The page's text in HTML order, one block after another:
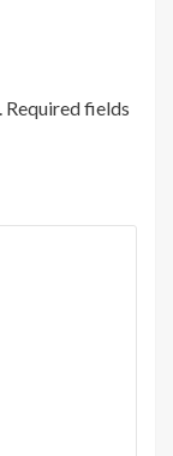
Required fields